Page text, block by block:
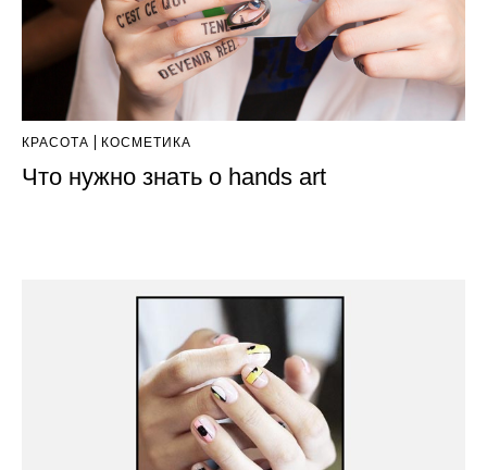
КРАСОТА КОСМЕТИКА
Что нужно знать о hands art